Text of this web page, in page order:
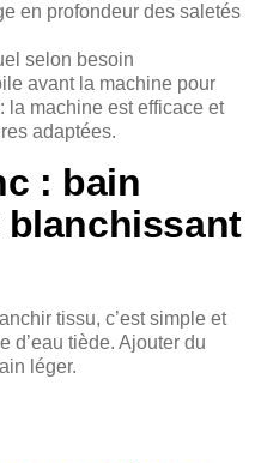
en profondeur des saletés
selon besoin
avant la machine pour
la machine est efficace et
adaptées.
: bain
tissu, c’est simple et
d’eau tiède. Ajouter du
léger.